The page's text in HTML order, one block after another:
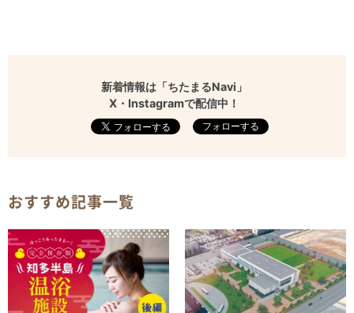
新着情報は「ちたまるNavi」
X・Instagramで配信中！
フォローする
おすすめ記事一覧